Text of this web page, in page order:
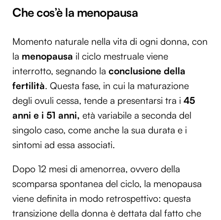
Che cos’è la menopausa
Momento naturale nella vita di ogni donna, con
la menopausa il ciclo mestruale viene
interrotto, segnando la conclusione della
fertilità. Questa fase, in cui la maturazione
degli ovuli cessa, tende a presentarsi tra i 45
anni e i 51 anni, età variabile a seconda del
singolo caso, come anche la sua durata e i
sintomi ad essa associati.
Dopo 12 mesi di amenorrea, ovvero della
scomparsa spontanea del ciclo, la menopausa
viene definita in modo retrospettivo: questa
transizione della donna è dettata dal fatto che